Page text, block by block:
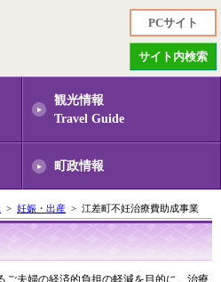
PCサイト
サイト内検索
観光情報
Travel Guide
町政情報
> 妊娠・出産 > 江差町不妊治療費助成事業
ご夫婦の経済的負担の軽減を目的に、治療